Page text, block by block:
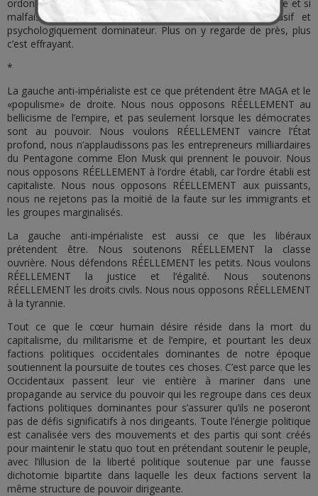
ordonne aux gens d’applaudir. C’est une chose si dégoûtante et si
malfaisante à faire aux gens. Un comportement abusif et
psychologiquement dominateur. Plus on y regarde de près, plus
c’est effrayant.
*
La gauche anti-impérialiste est ce que prétendent être MAGA et le
«populisme» de droite. Nous nous opposons RÉELLEMENT au
bellicisme de l’empire, et pas seulement lorsque les démocrates
sont au pouvoir. Nous voulons RÉELLEMENT vaincre l’État
profond, nous n’applaudissons pas les entrepreneurs milliardaires
du Pentagone comme Elon Musk qui prennent le pouvoir. Nous
nous opposons RÉELLEMENT à l’ordre établi, car l’ordre établi est
capitaliste. Nous nous opposons RÉELLEMENT aux puissants,
nous ne rejetons pas la moitié de la faute sur les immigrants et
les groupes marginalisés.
La gauche anti-impérialiste est aussi ce que les libéraux
prétendent être. Nous soutenons RÉELLEMENT la classe
ouvrière. Nous défendons RÉELLEMENT les petits. Nous voulons
RÉELLEMENT la justice et l’égalité. Nous soutenons
RÉELLEMENT les droits civils. Nous nous opposons RÉELLEMENT
à la tyrannie.
Tout ce que le cœur humain désire réside dans la mort du
capitalisme, du militarisme et de l’empire, et pourtant les deux
factions politiques occidentales dominantes de notre époque
soutiennent la poursuite de toutes ces choses. C’est parce que les
Occidentaux passent leur vie entière à mariner dans une
propagande au service du pouvoir qui les regroupe dans ces deux
factions politiques dominantes pour s’assurer qu’ils ne poseront
pas de défis significatifs à nos dirigeants. Toute l’énergie politique
est canalisée vers des mouvements et des partis qui sont créés
pour maintenir le statu quo tout en prétendant soutenir le peuple,
avec l’illusion de la liberté politique soutenue par une fausse
dichotomie bipartite dans laquelle les deux factions servent la
même structure de pouvoir dirigeante.